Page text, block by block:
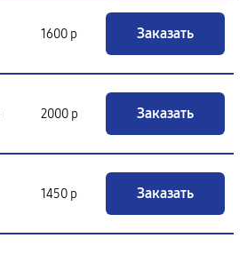
1600 р Заказать
2000 р Заказать
1450 р Заказать